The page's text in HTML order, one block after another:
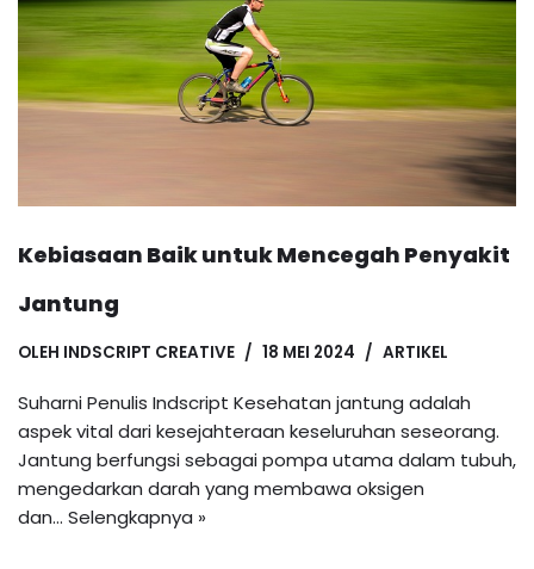
Kebiasaan Baik untuk Mencegah Penyakit
Jantung
OLEH INDSCRIPT CREATIVE 18 MEI 2024 ARTIKEL
Suharni Penulis Indscript Kesehatan jantung adalah
aspek vital dari kesejahteraan keseluruhan seseorang.
Jantung berfungsi sebagai pompa utama dalam tubuh,
mengedarkan darah yang membawa oksigen
dan… Selengkapnya »